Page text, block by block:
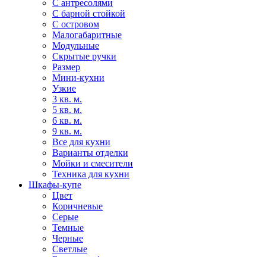
С антресолями
С барной стойкой
С островом
Малогабаритные
Модульные
Скрытые ручки
Размер
Мини-кухни
Узкие
3 кв. м.
5 кв. м.
6 кв. м.
9 кв. м.
Все для кухни
Варианты отделки
Мойки и смесители
Техника для кухни
Шкафы-купе
Цвет
Коричневые
Серые
Темные
Черные
Светлые